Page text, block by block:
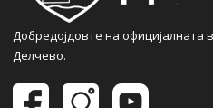
Добредојдовте на официјалната
Делчево.